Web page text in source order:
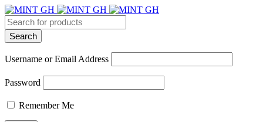
Username or Email Address
Password
Remember Me